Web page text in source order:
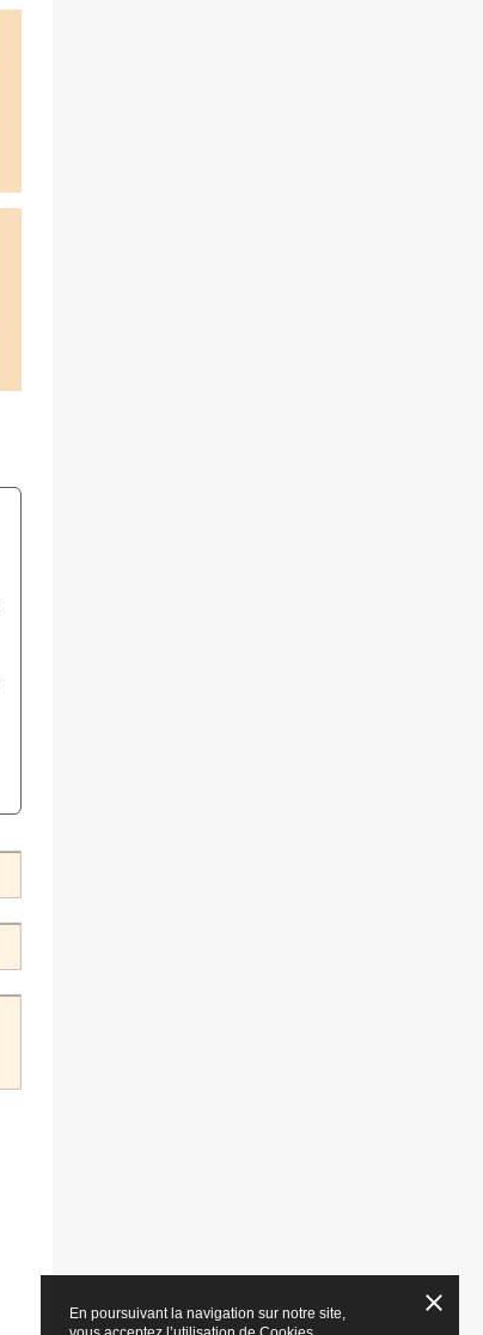
En poursuivant la navigation sur notre site,